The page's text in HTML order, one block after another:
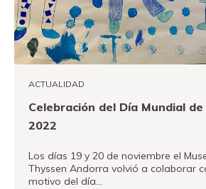
ACTUALIDAD
Celebración del Día Mundial
2022
Los días 19 y 20 de noviembre el
Thyssen Andorra volvió a colaborar
motivo del día…